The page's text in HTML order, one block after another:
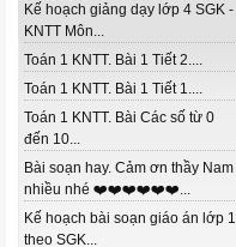
Kế hoạch giảng dạy lớp 4 SGK -
KNTT Môn...
Toán 1 KNTT. Bài 1 Tiết 2....
Toán 1 KNTT. Bài 1 Tiết 1....
Toán 1 KNTT. Bài Các số từ 0
đến 10...
Bài soạn hay. Cảm ơn thầy Nam
nhiều nhé ❤️❤️❤️❤️❤️❤️...
Kế hoạch bài soạn giáo án lớp 1
theo SGK...